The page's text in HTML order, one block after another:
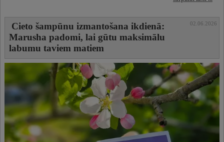
Cieto šampūnu izmantošana ikdienā:
Marusha padomi, lai gūtu maksimālu
labumu taviem matiem
02.06.2026